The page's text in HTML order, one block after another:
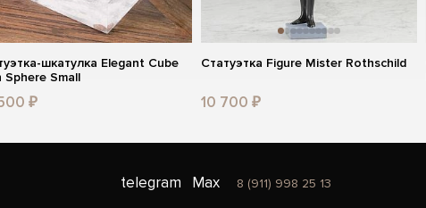
шкатулка Elegant Cube
Sphere Small
₽
Статуэтка Figure Mister Rothschild
10 700 ₽
telegram Max 8 (911) 998 25 13